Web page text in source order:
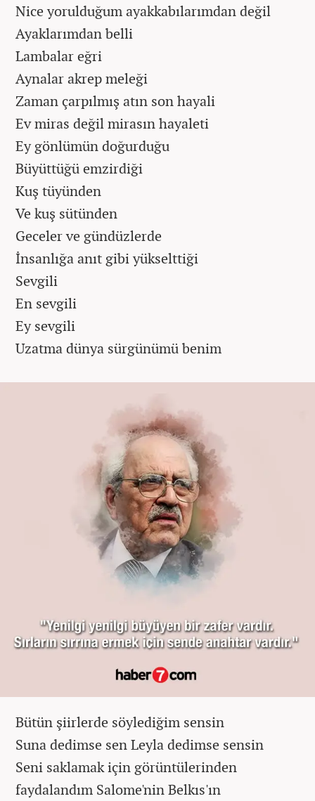
Nice yorulduğum ayakkabılarımdan değil
Ayaklarımdan belli
Lambalar eğri
Aynalar akrep meleği
Zaman çarpılmış atın son hayali
Ev miras değil mirasın hayaleti
Ey gönlümün doğurduğu
Büyüttüğü emzirdiği
Kuş tüyünden
Ve kuş sütünden
Geceler ve gündüzlerde
İnsanlığa anıt gibi yükselttiği
Sevgili
En sevgili
Ey sevgili
Uzatma dünya sürgünümü benim
Bütün şiirlerde söylediğim sensin
Suna dedimse sen Leyla dedimse sensin
Seni saklamak için görüntülerinden
faydalandım Salome'nin Belkıs'ın